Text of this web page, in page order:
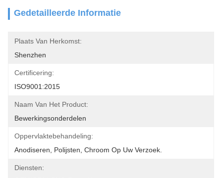
Gedetailleerde Informatie
Plaats Van Herkomst:
Shenzhen
Certificering:
ISO9001:2015
Naam Van Het Product:
Bewerkingsonderdelen
Oppervlaktebehandeling:
Anodiseren, Polijsten, Chroom Op Uw Verzoek.
Diensten: